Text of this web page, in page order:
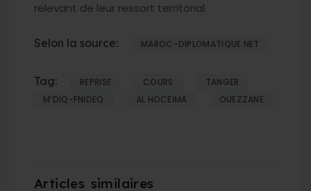
relevant de leur ressort territorial.
Selon la source: MAROC-DIPLOMATIQUE.NET
Tag: REPRISE COURS
TANGER
M’DIQ-FNIDEQ
AL HOCEIMA OUEZZANE